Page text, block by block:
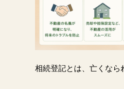
相続登記とは、亡くなら